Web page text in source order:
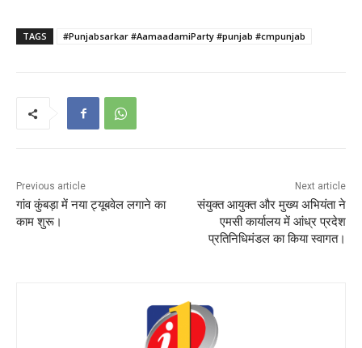
TAGS #Punjabsarkar #AamaadamiParty #punjab #cmpunjab
Previous article
गांव कुंबड़ा में नया ट्यूबवेल लगाने का
काम शुरू।
Next article
संयुक्त आयुक्त और मुख्य अभियंता ने
एमसी कार्यालय में आंध्र प्रदेश
प्रतिनिधिमंडल का किया स्वागत।